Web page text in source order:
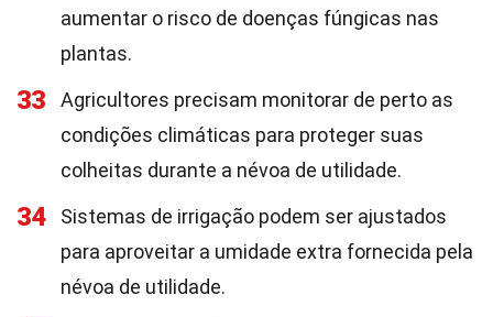
aumentar o risco de doenças fúngicas nas
plantas.
33
Agricultores precisam monitorar de perto as
condições climáticas para proteger suas
colheitas durante a névoa de utilidade.
34
Sistemas de irrigação podem ser ajustados
para aproveitar a umidade extra fornecida pela
névoa de utilidade.